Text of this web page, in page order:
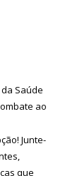
Saúde
ao
Junte-
que